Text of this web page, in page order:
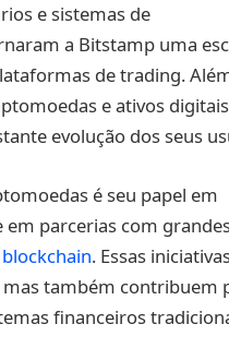
e sistemas de
a Bitstamp uma
de trading.
e ativos
evolução dos seus
é seu papel em
parcerias com
blockchain. Essas
também contribuem
financeiros